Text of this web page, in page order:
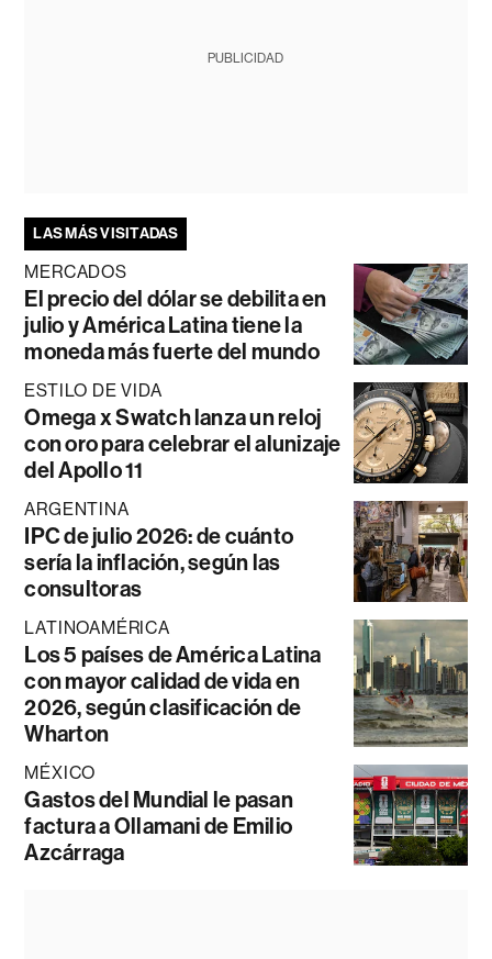
PUBLICIDAD
LAS MÁS VISITADAS
MERCADOS
El precio del dólar se debilita en
julio y América Latina tiene la
moneda más fuerte del mundo
ESTILO DE VIDA
Omega x Swatch lanza un reloj
con oro para celebrar el alunizaje
del Apollo 11
ARGENTINA
IPC de julio 2026: de cuánto
sería la inflación, según las
consultoras
LATINOAMÉRICA
Los 5 países de América Latina
con mayor calidad de vida en
2026, según clasificación de
Wharton
MÉXICO
Gastos del Mundial le pasan
factura a Ollamani de Emilio
Azcárraga